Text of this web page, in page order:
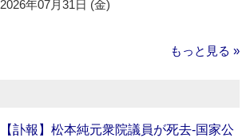
2026年07月31日 (金)
もっと見る »
【訃報】松本純元衆院議員が死去‐国家公